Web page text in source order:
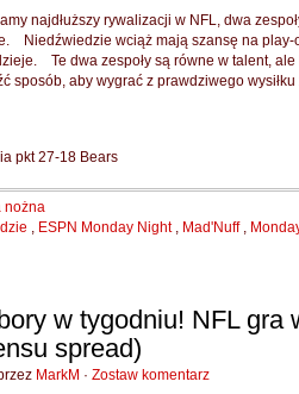
najdłuższy rywalizacji w NFL, dwa
Niedźwiedzie wciąż mają szansę na
Te dwa zespoły są równe w talent,
sposób, aby wygrać z prawdziwego wysiłku
pkt 27-18 Bears
nożna
, ESPN Monday Night, Mad'Nuff,
w tygodniu! NFL gra
spread)
MarkM · Zostaw komentarz